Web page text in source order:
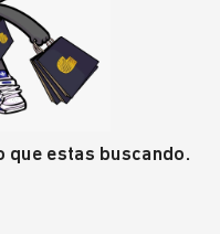
que estas buscando.